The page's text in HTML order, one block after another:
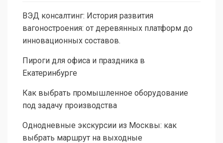
ВЭД консалтинг: История развития
вагоностроения: от деревянных платформ до
инновационных составов.
Пироги для офиса и праздника в
Екатеринбурге
Как выбрать промышленное оборудование
под задачу производства
Однодневные экскурсии из Москвы: как
выбрать маршрут на выходные